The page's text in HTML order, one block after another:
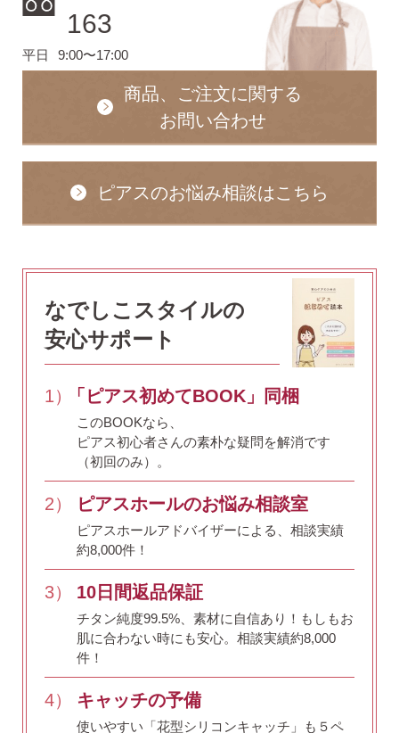
全ての商品を見る
ピアスの大きさで選ぶ
シーンで選ぶ
誕生石で選ぶ
ピアスホール完成までの3stepで選ぶ
価格で選ぶ
インスタライブで紹介したピアス
商品レビューを見る
なでしこピアスの使いやすい所や
読み物を見る
なでしこスタイルのこだわり
163
平日 9:00〜17:00
商品、ご注文に関する
お問い合わせ
ピアスのお悩み相談はこちら
なでしこスタイルの
安心サポート
1） 「ピアス初めてBOOK」同梱
このBOOKなら、
ピアス初心者さんの素朴な疑問を解消です
（初回のみ）。
2） ピアスホールのお悩み相談室
ピアスホールアドバイザーによる、相談実績
約8,000件！
3） 10日間返品保証
チタン純度99.5%、素材に自信あり！ もしもお
肌に合わない時にも安心。相談実績約8,000
件！
4） キャッチの予備
使いやすい「花型シリコンキャッチ」も５ペ